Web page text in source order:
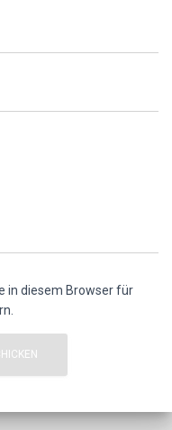
in diesem Browser für